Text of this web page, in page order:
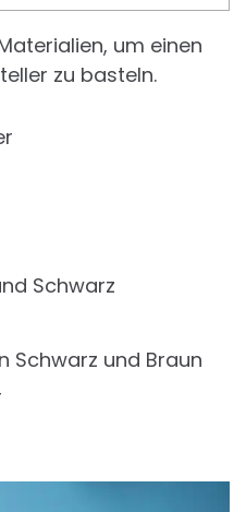
um einen
zu basteln.
Schwarz
Schwarz und Braun